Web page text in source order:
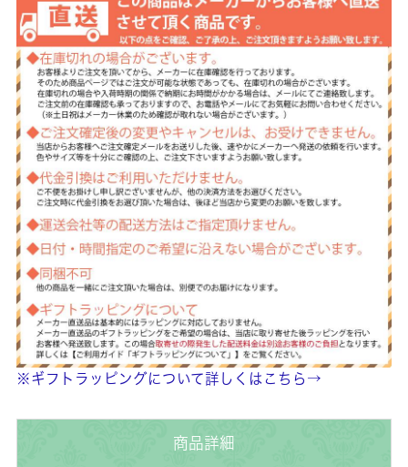
※ギフトラッピングについて詳しくはこちら→
商品詳細